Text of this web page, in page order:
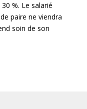
%. Le salarié
paire ne viendra
soin de son